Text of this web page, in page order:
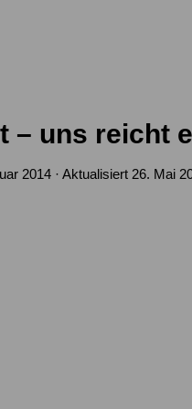
– uns reicht
2014 · Aktualisiert 26. Mai